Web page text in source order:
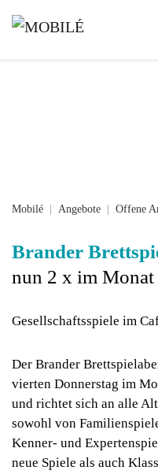
Mobilé Angebote Offene
Brander
nun 2 x im Monat
Gesellschaftsspiele im
Der Brander
vierten Donnerstag im
und richtet sich an alle
sowohl von
Kenner- und
neue Spiele als auch